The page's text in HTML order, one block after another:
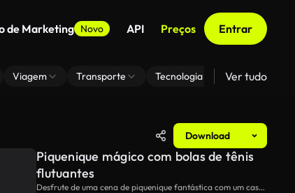
de Marketing Novo API Preços Entrar
Viagem Transporte Tecnologia Zoom De
Ver tudo
Download
Piquenique mágico com bolas de tênis
flutuantes
Desfrute de uma cena de piquenique fantástica com um casal